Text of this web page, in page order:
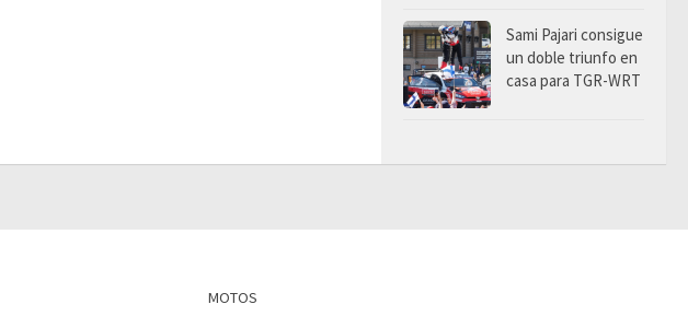
Sami Pajari consigue
un doble triunfo en
casa para TGR-WRT
MOTOS